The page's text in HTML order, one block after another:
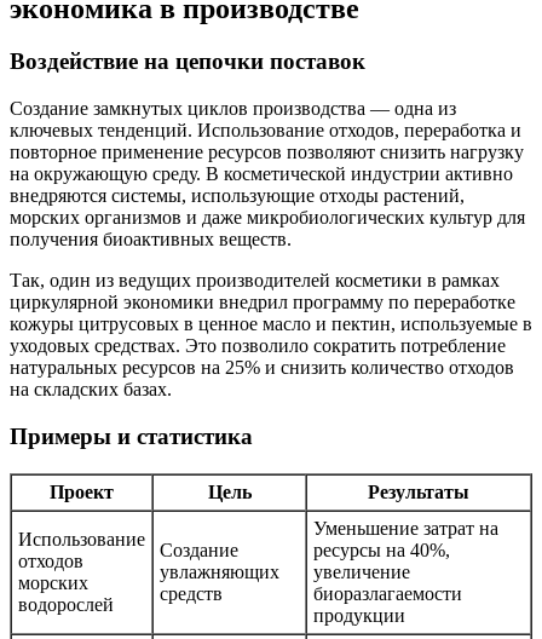
экономика в производстве
Воздействие на цепочки поставок
Создание замкнутых циклов производства — одна из
ключевых тенденций. Использование отходов, переработка и
повторное применение ресурсов позволяют снизить нагрузку
на окружающую среду. В косметической индустрии активно
внедряются системы, использующие отходы растений,
морских организмов и даже микробиологических культур для
получения биоактивных веществ.
Так, один из ведущих производителей косметики в рамках
циркулярной экономики внедрил программу по переработке
кожуры цитрусовых в ценное масло и пектин, используемые в
уходовых средствах. Это позволило сократить потребление
натуральных ресурсов на 25% и снизить количество отходов
на складских базах.
Примеры и статистика
Проект Цель Результаты
Использование
отходов
морских
водорослей
Создание
увлажняющих
средств
Уменьшение затрат на
ресурсы на 40%,
увеличение
биоразлагаемости
продукции